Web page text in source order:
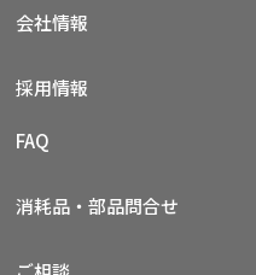
会社情報
採用情報
FAQ
消耗品・部品問合せ